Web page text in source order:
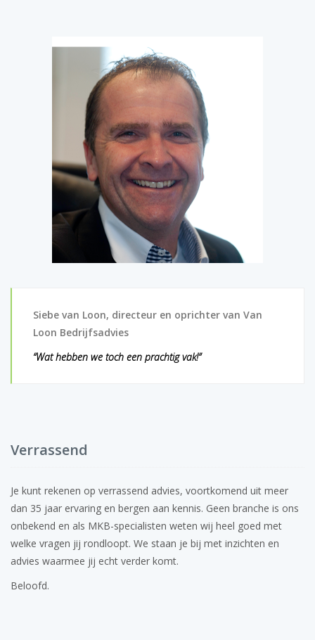
Siebe van Loon, directeur en oprichter van Van
Loon Bedrijfsadvies
“Wat hebben we toch een prachtig vak!”
Verrassend
Je kunt rekenen op verrassend advies, voortkomend uit meer
dan 35 jaar ervaring en bergen aan kennis. Geen branche is ons
onbekend en als MKB-specialisten weten wij heel goed met
welke vragen jij rondloopt. We staan je bij met inzichten en
advies waarmee jij echt verder komt.
Beloofd.